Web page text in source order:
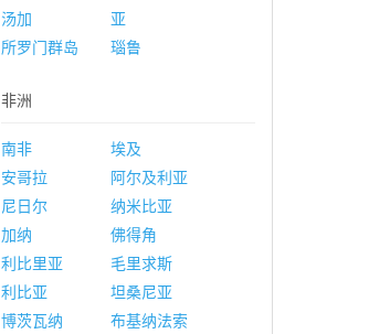
汤加
亚
所罗门群岛
瑙鲁
非洲
南非
埃及
安哥拉
阿尔及利亚
尼日尔
纳米比亚
加纳
佛得角
利比里亚
毛里求斯
利比亚
坦桑尼亚
博茨瓦纳
布基纳法索